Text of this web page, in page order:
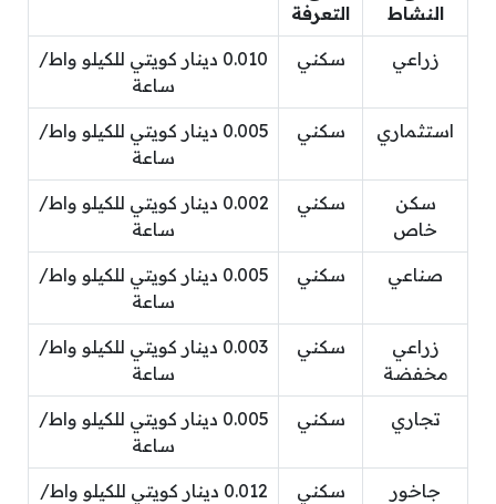
النشاط
التعرفة
زراعي سكني
0.010 دينار كويتي للكيلو واط/
ساعة
استثماري سكني
0.005 دينار كويتي للكيلو واط/
ساعة
سكن
خاص
سكني
0.002 دينار كويتي للكيلو واط/
ساعة
صناعي سكني
0.005 دينار كويتي للكيلو واط/
ساعة
زراعي
مخفضة
سكني
0.003 دينار كويتي للكيلو واط/
ساعة
تجاري سكني
0.005 دينار كويتي للكيلو واط/
ساعة
جاخور سكني
0.012 دينار كويتي للكيلو واط/